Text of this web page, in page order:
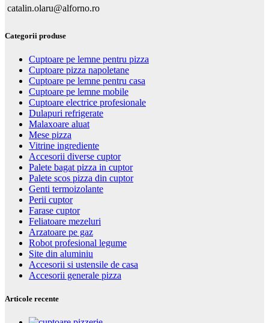
catalin.olaru@alforno.ro
Categorii produse
Cuptoare pe lemne pentru pizza
Cuptoare pizza napoletane
Cuptoare pe lemne pentru casa
Cuptoare pe lemne mobile
Cuptoare electrice profesionale
Dulapuri refrigerate
Malaxoare aluat
Mese pizza
Vitrine ingrediente
Accesorii diverse cuptor
Palete bagat pizza in cuptor
Palete scos pizza din cuptor
Genti termoizolante
Perii cuptor
Farase cuptor
Feliatoare mezeluri
Arzatoare pe gaz
Robot profesional legume
Site din aluminiu
Accesorii si ustensile de casa
Accesorii generale pizza
Articole recente